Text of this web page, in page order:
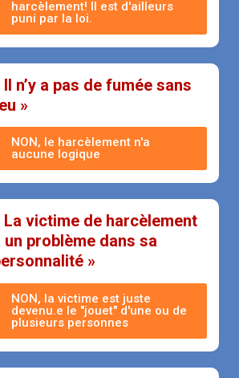
harcèlement! Il est d'ailleurs
puni par la loi.
Il n’y a pas de fumée sans
»
NON, le harcèlement n'a
aucune logique
La victime de harcèlement
un problème dans sa
»
NON, la victime est juste
devenu.e le "jouet" d'une ou de
plusieurs personnes